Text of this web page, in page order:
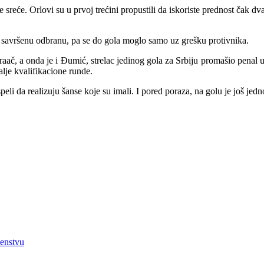
Orlovi su u prvoj trećini propustili da iskoriste prednost čak
odbranu, pa se do gola moglo samo uz grešku protivnika.
a onda je i Đumić, strelac jedinog gola za Srbiju promašio
kvalifikacione runde.
da realizuju šanse koje su imali. I pored poraza, na golu je još